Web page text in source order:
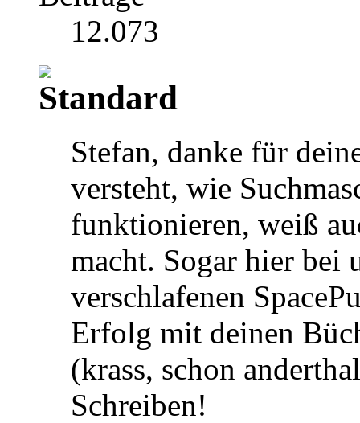
12.073
Stefan, danke für
versteht, wie
funktionieren, weiß
macht. Sogar hier bei
verschlafenen
Erfolg mit deinen
(krass, schon
Schreiben!